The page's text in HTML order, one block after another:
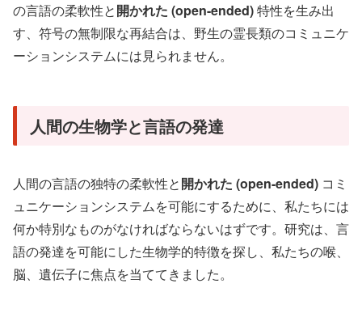
の言語の柔軟性と開かれた (open-ended)特性を生み出
す、符号の無制限な再結合は、野生の霊長類のコミュニケ
ーションシステムには見られません。
人間の生物学と言語の発達
人間の言語の独特の柔軟性と開かれた (open-ended) コミ
ュニケーションシステムを可能にするために、私たちには
何か特別なものがなければならないはずです。研究は、言
語の発達を可能にした生物学的特徴を探し、私たちの喉、
脳、遺伝子に焦点を当ててきました。